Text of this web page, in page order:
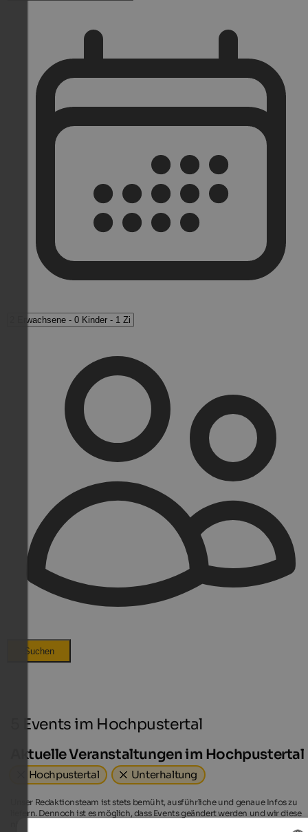
Suchen
5 Events im Hochpustertal
Aktuelle Veranstaltungen im Hochpustertal
Hochpustertal Unterhaltung
Unser Redaktionsteam ist stets bemüht, ausführliche und genaue Infos zu
liefern. Dennoch ist es möglich, dass Events geändert werden und wir diese